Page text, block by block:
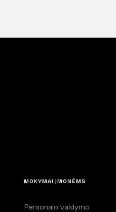
MOKYMAI ĮMONĖMS
Personalo valdymo